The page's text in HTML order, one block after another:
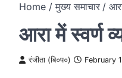
Home मुख्य समाचार
आरा में स्वर्ण
रंजीता (बि०प०) February